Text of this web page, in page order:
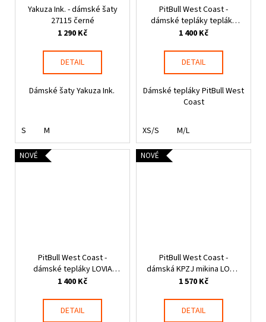
Yakuza Ink. - dámské šaty
27115 černé
1 290 Kč
DETAIL
Dámské šaty Yakuza Ink.
S M
PitBull West Coast -
dámské tepláky tepláky
LOVIA fialové
1 400 Kč
DETAIL
Dámské tepláky PitBull West
Coast
XS/S M/L
NOVÉ
PitBull West Coast -
dámské tepláky LOVIA
světle šedé
1 400 Kč
DETAIL
NOVÉ
PitBull West Coast -
dámská KPZJ mikina LOVIA
fialová
1 570 Kč
DETAIL